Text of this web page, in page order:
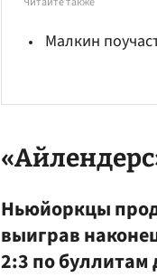
Малкин
Ньюйоркцы
выиграв
2:3 по буллитам